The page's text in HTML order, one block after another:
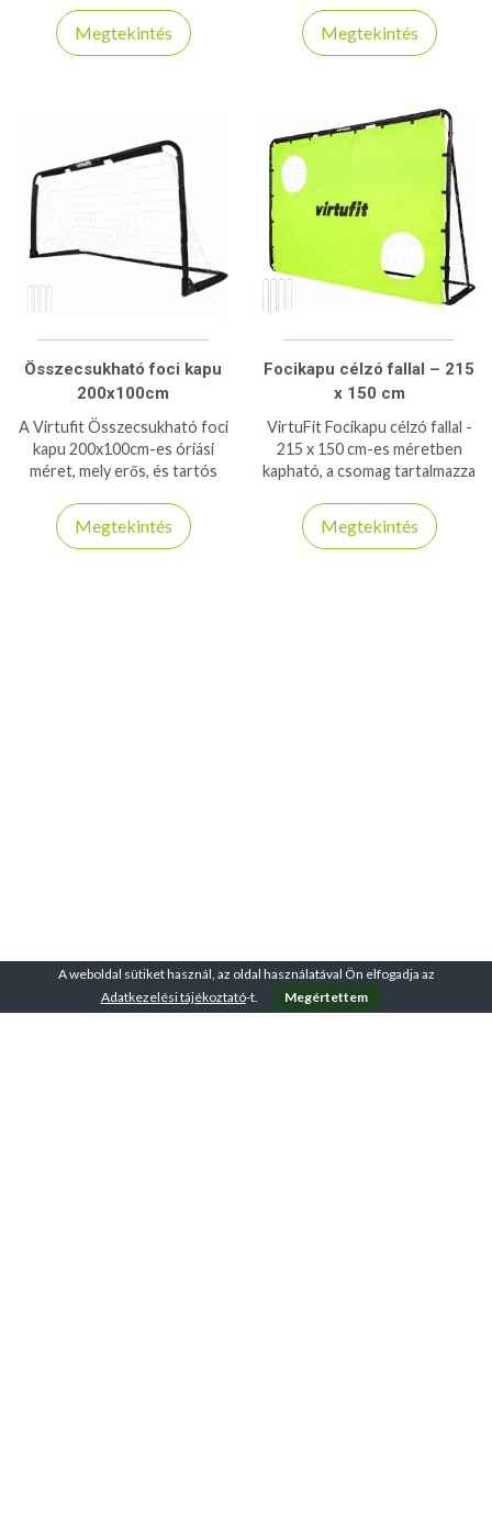
Megtekintés
profi regenerálódáshoz.
Megtekintés
Összecsukható foci kapu
200x100cm
A Virtufit Összecsukható foci
kapu 200x100cm-es óriási
méret, mely erős, és tartós
rögzíthető kivitelben!
Megtekintés
Focikapu célzó fallal – 215
x 150 cm
VirtuFit Focikapu célzó fallal -
215 x 150 cm-es méretben
kapható, a csomag tartalmazza
Megtekintés
A weboldal sütiket használ, az oldal használatával Ön elfogadja az
Adatkezelési tájékoztató-t. Megértettem